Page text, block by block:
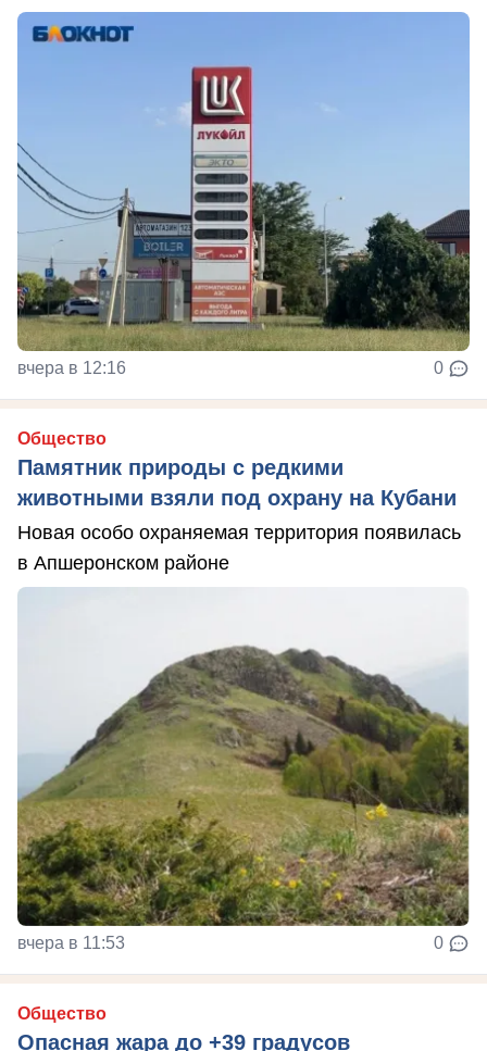
вчера в 12:16 0
Общество
Памятник природы с редкими
животными взяли под охрану на Кубани
Новая особо охраняемая территория появилась
в Апшеронском районе
вчера в 11:53 0
Общество
Опасная жара до +39 градусов